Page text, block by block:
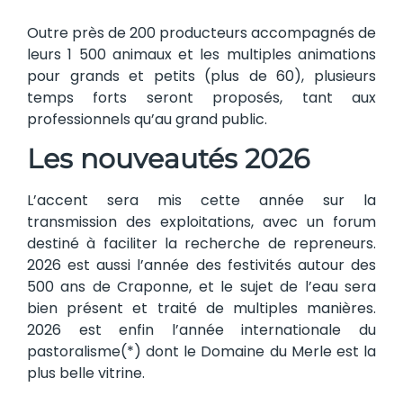
Outre près de 200 producteurs accompagnés de
leurs 1 500 animaux et les multiples animations
pour grands et petits (plus de 60), plusieurs
temps forts seront proposés, tant aux
professionnels qu’au grand public.
Les nouveautés 2026
L’accent sera mis cette année sur la
transmission des exploitations, avec un forum
destiné à faciliter la recherche de repreneurs.
2026 est aussi l’année des festivités autour des
500 ans de Craponne, et le sujet de l’eau sera
bien présent et traité de multiples manières.
2026 est enfin l’année internationale du
pastoralisme(*) dont le Domaine du Merle est la
plus belle vitrine.